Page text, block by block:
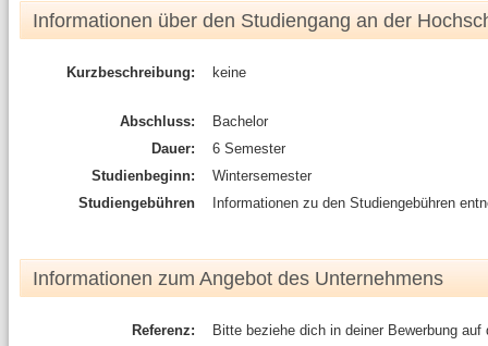
Informationen über den Studiengang an der
Kurzbeschreibung: keine
Abschluss:
Bachelor
Dauer:
6 Semester
Studienbeginn:
Wintersemester
Studiengebühren
Informationen zu den Studiengebühren
Informationen zum Angebot des Unternehmens
Referenz: Bitte beziehe dich in deiner Bewerbung auf